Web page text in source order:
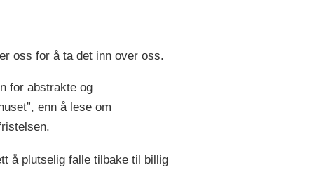
oss for å ta det inn over oss.
for abstrakte og
enn å lese om
å plutselig falle tilbake til billig